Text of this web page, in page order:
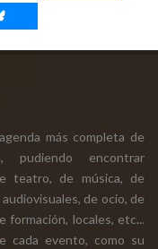
más completa de
pudiendo encontrar
teatro, de música, de
de ocio, de
locales, etc...
cada evento, como su